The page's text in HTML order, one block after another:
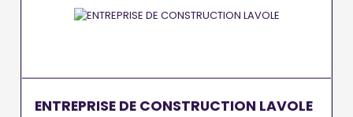
ENTREPRISE DE CONSTRUCTION LAVOLE